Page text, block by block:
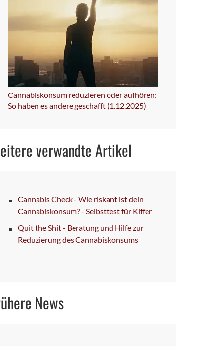
Cannabiskonsum reduzieren oder aufhören:
So haben es andere geschafft (1.12.2025)
verwandte Artikel
Cannabis Check - Wie riskant ist dein
Cannabiskonsum? - Selbsttest für Kiffer
Quit the Shit - Beratung und Hilfe zur
Reduzierung des Cannabiskonsums
News